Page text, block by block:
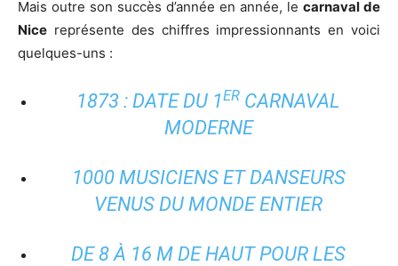
Mais outre son succès d’année en année, le carnaval de
Nice représente des chiffres impressionnants en voici
quelques-uns :
1873 : DATE DU 1ER CARNAVAL
MODERNE
1000 MUSICIENS ET DANSEURS
VENUS DU MONDE ENTIER
DE 8 À 16 M DE HAUT POUR LES